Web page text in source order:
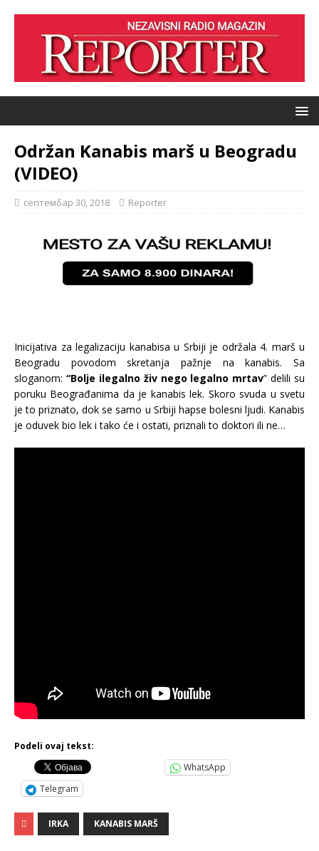
Održan Kanabis marš u Beogradu
(VIDEO)
септембар 30, 2018 Reporter
Inicijativa za legalizaciju kanabisa u Srbiji je održala 4. marš u
Beogradu povodom skretanja pažnje na kanabis. Sa
sloganom: “Bolje ilegalno živ nego legalno mrtav” delili su
poruku Beograđanima da je kanabis lek. Skoro svuda u svetu
je to priznato, dok se samo u Srbiji hapse bolesni ljudi. Kanabis
je oduvek bio lek i tako će i ostati, priznali to doktori ili ne…
Podeli ovaj tekst:
WhatsApp
Telegram
IRKA KANABIS MARŠ